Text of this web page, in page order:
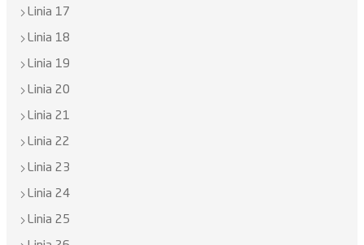
Linia 17
Linia 18
Linia 19
Linia 20
Linia 21
Linia 22
Linia 23
Linia 24
Linia 25